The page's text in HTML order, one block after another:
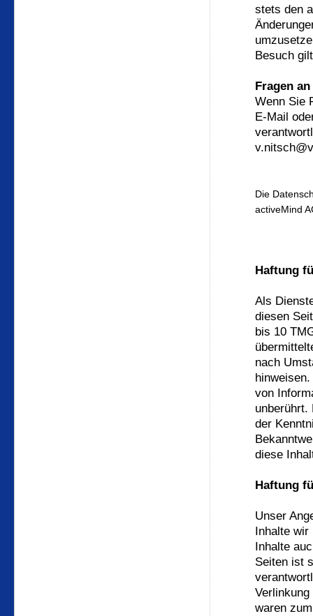
stets den
Besuch
Fragen
Wenn Sie
E-Mail
Die
activeMind
Haftung
Als
diesen
bis 10
nach
von
unberührt.
der
diese
Haftung
Unser
Inhalte wir
Inhalte
Seiten ist
waren